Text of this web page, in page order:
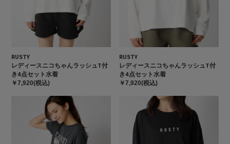
RUSTY
レディースニコちゃんラッシュT付
き4点セット水着
￥7,920(税込)
RUSTY
レディースニコちゃんラッシュT付
き4点セット水着
￥7,920(税込)